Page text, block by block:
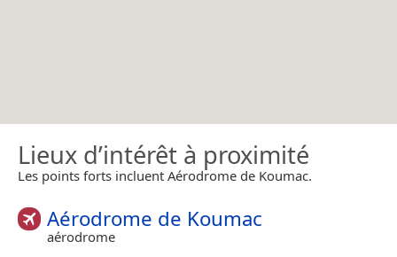
Lieux d’intérêt à proximité
Les points forts incluent Aérodrome de Koumac.
Aérodrome de Koumac
aérodrome